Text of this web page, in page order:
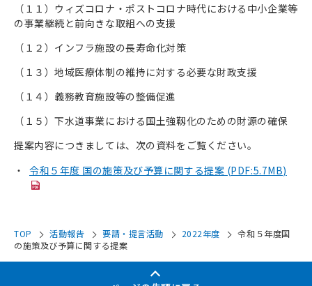
TOP 活動報告 要請・提言活動 2022年度
令和５年度国
の施策及び予算に関する提案
（１１）ウィズコロナ・ポストコロナ時代における中小企業等
の事業継続と前向きな取組への支援
（１２）インフラ施設の長寿命化対策
（１３）地域医療体制の維持に対する必要な財政支援
（１４）義務教育施設等の整備促進
（１５）下水道事業における国土強靱化のための財源の確保
提案内容につきましては、次の資料をご覧ください。
令和５年度 国の施策及び予算に関する提案 (PDF:5.7MB)